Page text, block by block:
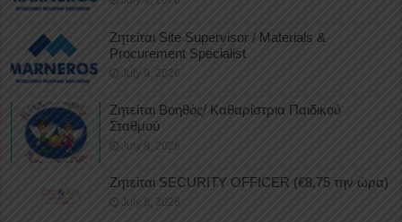
Ζητείται Site Supervisor / Materials &
Procurement Specialist
July 9, 2026
Ζητείται Βοηθός/ Καθαρίστρια Παιδικού
Σταθμού
July 8, 2026
Ζητείται SECURITY OFFICER (€8,75 την ώρα)
July 8, 2026